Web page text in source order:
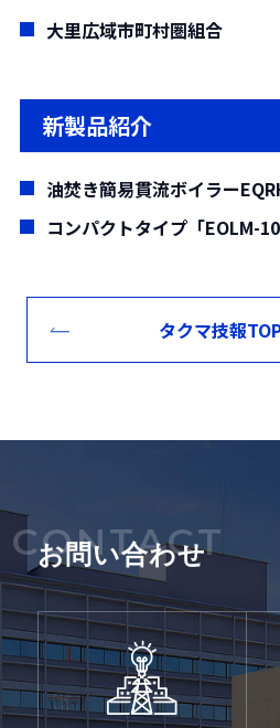
設し，2施設を設計・建設
開始から約5年間が経過し
み処理と発電を継続して
ガス化発電とごみ焼却発
より，総合的なエネルギー
室効果ガス削減の観点か
都市ごみ乾式メタン発酵
展が期待される。
稼働中の廃棄物発電ボイ
管，高Cr型Ni基自溶合金
とし，目標とする蒸気温
て，約4ヵ月間ばく露試験
な発電システムを開発し
式のバイナリー発電を組み
る。実規模施設の1/3規模
し，ガス量1,000〜
約700℃の排ガスから真空
を所定の温度，圧力で運
ムの有効性が確認できた。
大里広域市町村圏組合
新製品紹介
油焚き簡易貫流ボイラー
コンパクトタイプ「EOLM-
タクマ技報
CONTACT
お問い合わせ